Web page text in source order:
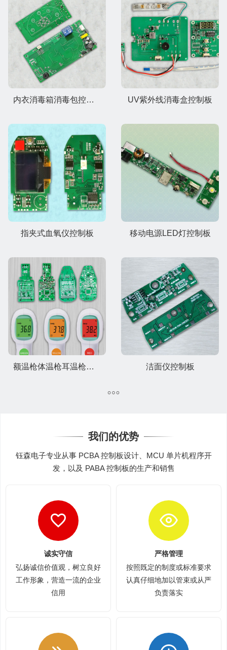
内衣消毒箱消毒包控制板 UV紫外线消毒盒控制板
指夹式血氧仪控制板 移动电源LED灯控制板
额温枪体温枪耳温枪控制板 洁面仪控制板
我们的优势
钰森电子专业从事 PCBA 控制板设计、MCU 单片机程序开
发，以及 PABA 控制板的生产和销售
诚实守信
弘扬诚信价值观，树立良好
工作形象，营造一流的企业
信用
严格管理
按照既定的制度或标准要求
认真仔细地加以管束或从严
负责落实